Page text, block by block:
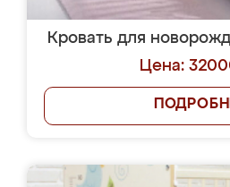
Кровать для
Цена: